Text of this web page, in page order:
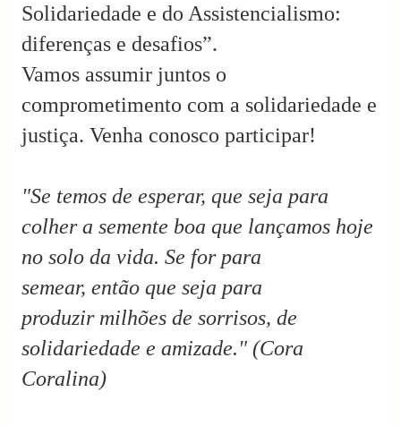
Solidariedade e do Assistencialismo:
diferenças e desafios”.
Vamos assumir juntos o
comprometimento com a solidariedade e
justiça. Venha conosco participar!
"Se temos de esperar, que seja para
colher a semente boa que lançamos hoje
no solo da vida. Se for para
semear, então que seja para
produzir milhões de sorrisos, de
solidariedade e amizade." (Cora
Coralina)